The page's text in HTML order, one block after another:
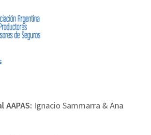
AAPAS: Ignacio Sammarra & Ana